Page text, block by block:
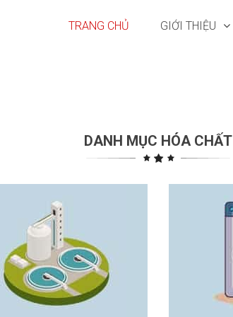
TRANG CHỦ GIỚI THIỆU
DANH MỤC HÓA CHẤT